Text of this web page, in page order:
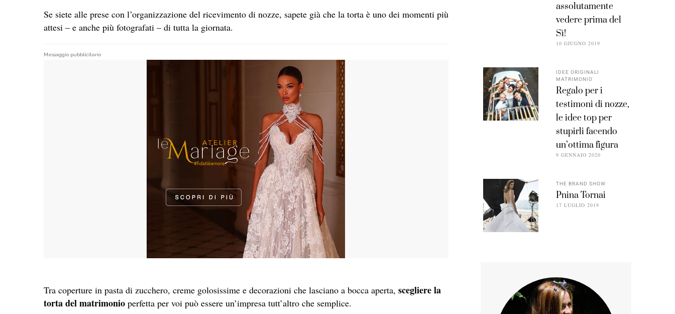
Se siete alle prese con l’organizzazione del ricevimento di nozze, sapete già che la torta è uno dei momenti più
attesi – e anche più fotografati – di tutta la giornata.
Messaggio pubblicitario
Tra coperture in pasta di zucchero, creme golosissime e decorazioni che lasciano a bocca aperta, scegliere la
torta del matrimonio perfetta per voi può essere un’impresa tutt’altro che semplice.
assolutamente
vedere prima del
Sì!
10 GIUGNO 2019
IDEE ORIGINALI
MATRIMONIO
Regalo per i
testimoni di nozze,
le idee top per
stupirli facendo
un’ottima figura
9 GENNAIO 2020
THE BRAND SHOW
Pnina Tornai
17 LUGLIO 2019